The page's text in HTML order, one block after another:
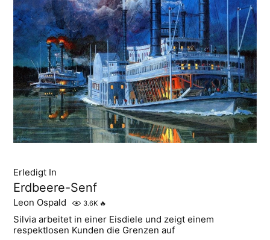
Erledigt In
Erdbeere-Senf
Leon Ospald 3.6K 🔥
Silvia arbeitet in einer Eisdiele und zeigt einem
respektlosen Kunden die Grenzen auf